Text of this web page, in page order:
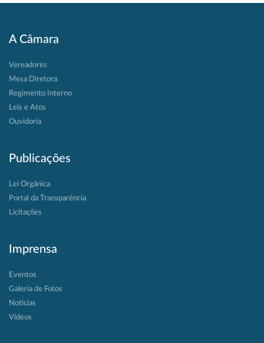
A Câmara
Vereadores
Mesa Diretora
Regimento Interno
Leis e Atos
Ouvidoria
Publicações
Lei Orgânica
Portal da Transparência
Licitações
Imprensa
Eventos
Galeria de Fotos
Notícias
Vídeos